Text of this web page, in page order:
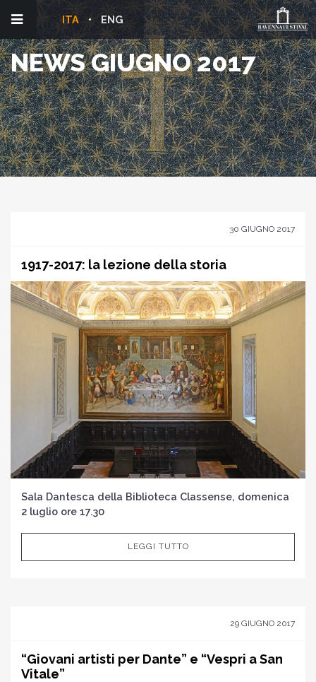
ENG
ITA
NEWS GIUGNO 2017
30 GIUGNO 2017
1917-2017: la lezione della storia
Sala Dantesca della Biblioteca Classense, domenica
2 luglio ore 17.30
LEGGI TUTTO
29 GIUGNO 2017
“Giovani artisti per Dante” e “Vespri a San
Vitale”